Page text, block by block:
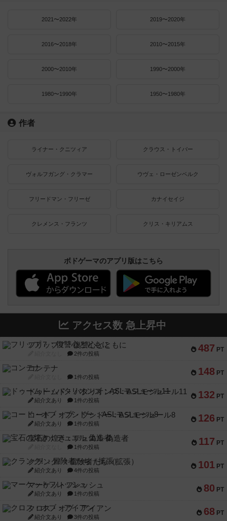
2021〜2022年 2019〜2020年
2016〜2018年 2010〜2015年
2000〜2010年 1990〜2000年
1980〜1990年 1950〜1980年
作者
ライナー・クニツィア クラウス・トイバー
ヴォルフガング・クラマー ウヴェ・ローゼンベルク
フリードマン・フリーゼ カナイセイジ
クレメンス・フランツ クリス・キリアムス
ボドゲーマのアプリ版はこちら
アクセス数 急上昇中
487 PT
フリップ７：復讐心とともに
2件の投稿
148 PT
コンテナ
1件の投稿
132 PT
ドゥームド・バタリオンズ：ASLモジュール11
紹介文あり 1件の投稿
126 PT
コード・オブ・ブシドー：ASLモジュール8
紹介文あり 1件の投稿
117 PT
宝石の煌き：デュエル 偽造者
1件の投稿
101 PT
クランク! ：冒険者たち（拡張）
紹介文あり 4件の投稿
80 PT
マーケットフレッシュ
紹介文あり 1件の投稿
68 PT
クロス・オブ・アイアン
紹介文あり 3件の投稿